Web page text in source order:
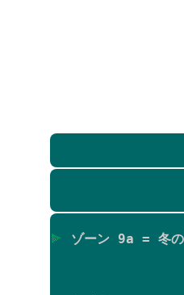
ゾーン 9a = 冬